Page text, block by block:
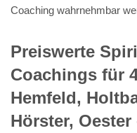
Coaching wahrnehmbar
Preiswerte
Coachings für
Hemfeld,
Hörster,